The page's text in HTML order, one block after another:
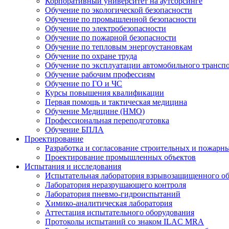
Обучение по экологической безопасности
Обучение по промышленной безопасности
Обучение по электробезопасности
Обучение по пожарной безопасности
Обучение по тепловым энергоустановкам
Обучение по охране труда
Обучение по эксплуатации автомобильного
Обучение рабочим профессиям
Обучение по ГО и ЧС
Курсы повышения квалификации
Первая помощь и тактическая медицина
Обучение Медицине (НМО)
Профессиональная переподготовка
Обучение БПЛА
Проектирование
Разработка и согласование строительных и
Проектирование промышленных объектов
Испытания и исследования
Испытательная лаборатория взрывозащищенного
Лаборатория неразрушающего контроля
Лаборатория пневмо-гидроиспытаний
Химико-аналитическая лаборатория
Аттестация испытательного оборудования
Протоколы испытаний со знаком ILAC MRA